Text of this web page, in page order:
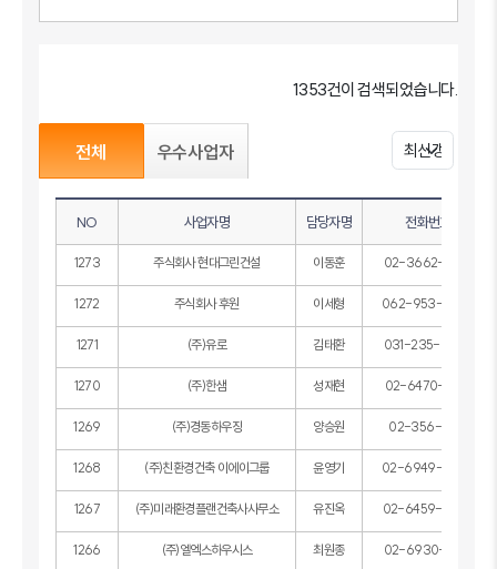
1353건이 검색되었습니다.
전체 우수사업자
NO 사업자명 담당자명 전화번호
1273 주식회사 현대그린건설 이동훈 02-3662-4577
1272 주식회사 후원 이세형 062-953-2009
1271 (주)유로 김태환 031-235-6800
1270 (주)한샘 성재현 02-6470-3710
1269 (주)경동하우징 양승원 02-356-7871
1268 (주)친환경건축 이에이그룹 윤영기 02-6949-6620
1267 (주)미래환경플랜건축사사무소 유진옥 02-6459-6002
1266 (주)엘엑스하우시스 최원종 02-6930-0017